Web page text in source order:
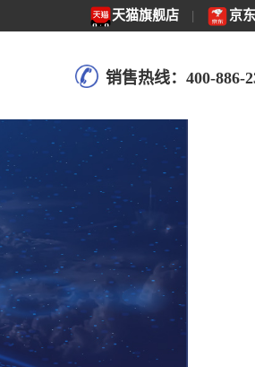
天猫旗舰店 | 京
销售热线：400-886-